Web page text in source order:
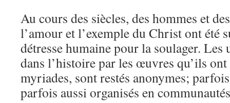
Au cours des siècles, des hommes et
l’amour et l’exemple du Christ ont été
détresse humaine pour la soulager.
dans l’histoire par les œuvres qu’ils ont
myriades, sont restés anonymes;
parfois aussi organisés en